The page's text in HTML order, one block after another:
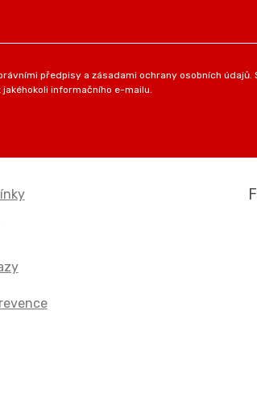
předpisy a zásadami ochrany osobních
informačního e-mailu.